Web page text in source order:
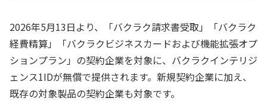
2026年5月13日より、「バクラク請求書受取」「バクラク
経費精算」「バクラクビジネスカードおよび機能拡張オプ
ションプラン」の契約企業を対象に、バクラクインテリジ
ェンス1IDが無償で提供されます。新規契約企業に加え、
既存の対象製品の契約企業も対象です。